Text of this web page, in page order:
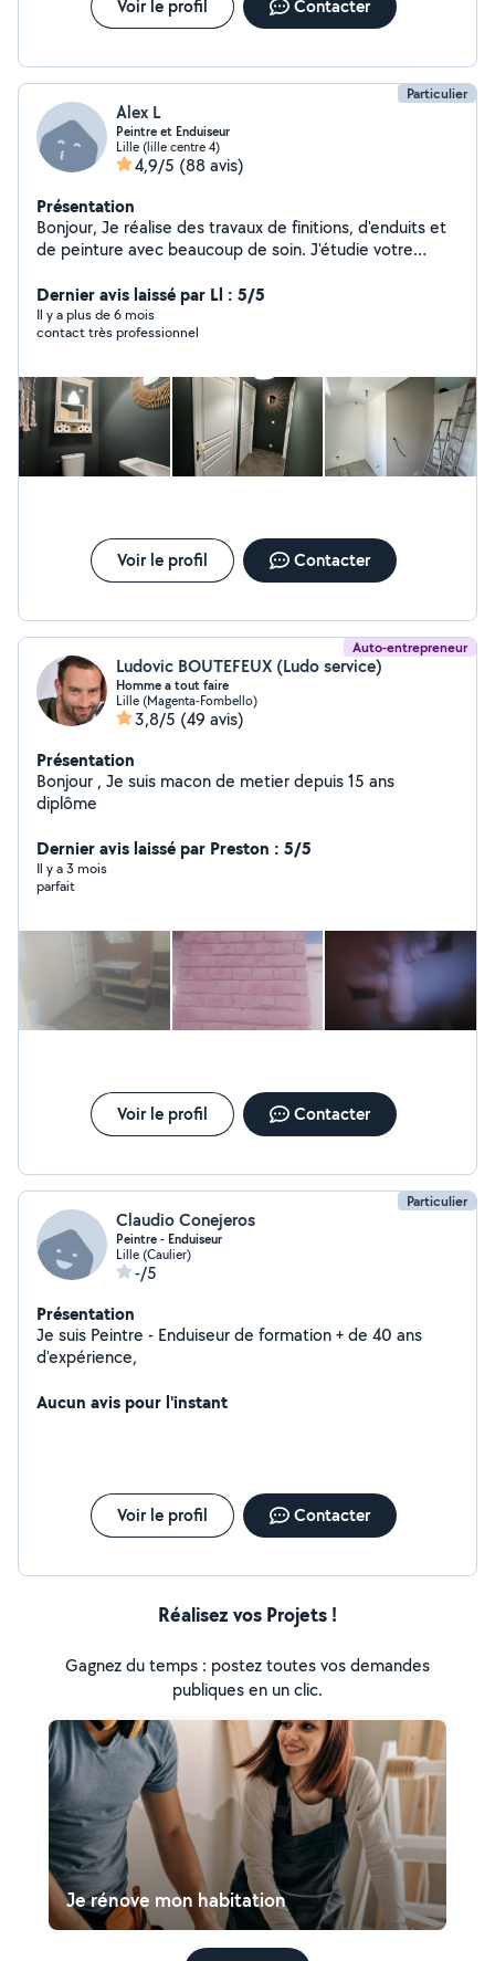
Voir le profil Contacter
Particulier
Alex L
Peintre et Enduiseur
Lille (lille centre 4)
4,9/5 (88 avis)
Présentation
Bonjour, Je réalise des travaux de finitions, d'enduits et
de peinture avec beaucoup de soin. J'étudie votre
votre besoin et budget. Exemples de travaux: Enduits
Ratissages murs et plafonds Bandes à joint placo (joints
longitudinaux, angles rentrants et sortants) Peintures
Detapissage Ponçage Coffrages bois sur mesure Pose
de parquets Pose de plinthes Pose de corniches
Fixation de support TV Pose d'appliques murales Joints
silicone (salle de bains,cuisine) Pose d'étagères,
tableaux, miroirs, cadres,luminaires, N'hésitez pas à me
Dernier avis laissé par Ll : 5/5
Il y a plus de 6 mois
contact très professionnel
Voir le profil Contacter
Auto-entrepreneur
Ludovic BOUTEFEUX (Ludo service)
Homme a tout faire
Lille (Magenta-Fombello)
3,8/5 (49 avis)
Présentation
Bonjour , Je suis macon de metier depuis 15 ans
diplôme
Dernier avis laissé par Preston : 5/5
Il y a 3 mois
parfait
Voir le profil Contacter
Particulier
Claudio Conejeros
Peintre - Enduiseur
Lille (Caulier)
-/5
Présentation
Je suis Peintre - Enduiseur de formation + de 40 ans
d'expérience,
Aucun avis pour l'instant
Voir le profil Contacter
Réalisez vos Projets !
Gagnez du temps : postez toutes vos demandes
publiques en un clic.
Je rénove mon habitation